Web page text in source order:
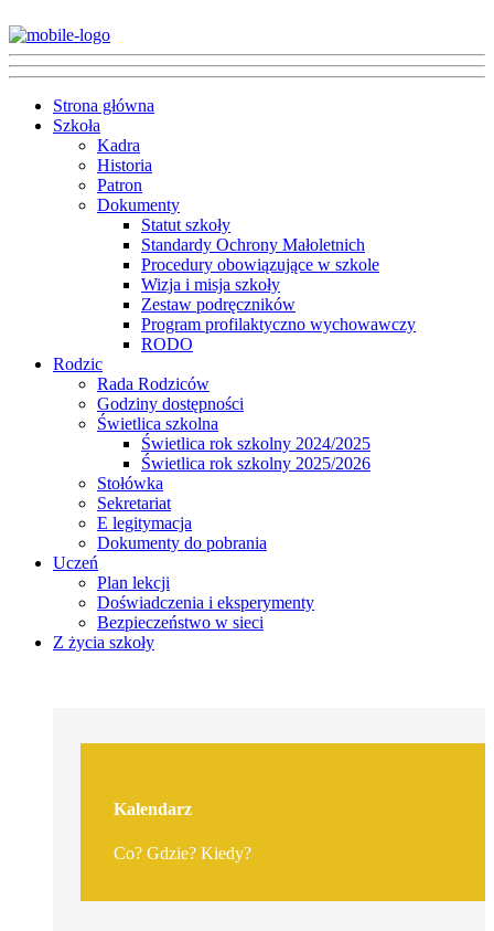
Strona główna
Szkoła
Kadra
Historia
Patron
Dokumenty
Statut szkoły
Standardy Ochrony Małoletnich
Procedury obowiązujące w szkole
Wizja i misja szkoły
Zestaw podręczników
Program profilaktyczno wychowawczy
RODO
Rodzic
Rada Rodziców
Godziny dostępności
Świetlica szkolna
Świetlica rok szkolny 2024/2025
Świetlica rok szkolny 2025/2026
Stołówka
Sekretariat
E legitymacja
Dokumenty do pobrania
Uczeń
Plan lekcji
Doświadczenia i eksperymenty
Bezpieczeństwo w sieci
Z życia szkoły
Kalendarz
Co? Gdzie? Kiedy?